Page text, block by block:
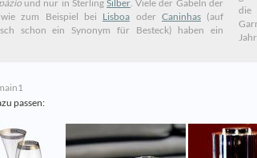
und nur in Sterling Silber. Viele der Gabeln der
wie zum Beispiel bei Lisboa oder Caninhas (auf
schon ein Synonym für Besteck) haben ein
die
passen: